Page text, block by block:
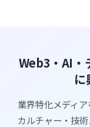
Web3・AI・
に
業界特化メディ
カルチャー・技